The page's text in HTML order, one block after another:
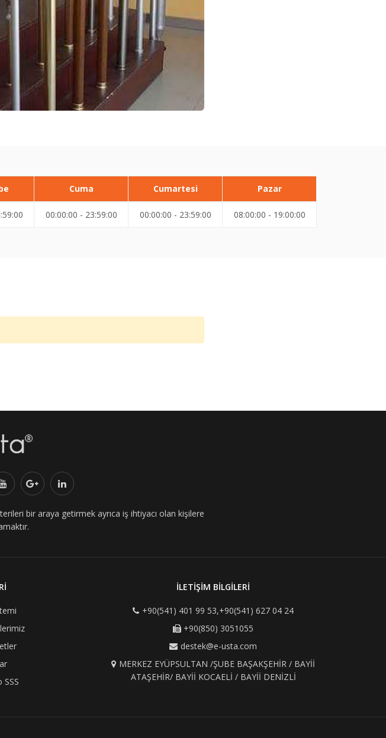
Cuma Cumartesi Pazar
00:00:00 - 23:59:00 00:00:00 - 23:59:00 08:00:00 - 19:00:00
bir araya getirmek ayrıca iş ihtiyacı olan kişilere
SSS
İLETİŞİM BİLGİLERİ
+90(541) 401 99 53,+90(541) 627 04 24
+90(850) 3051055
destek@e-usta.com
MERKEZ EYÜPSULTAN /ŞUBE BAŞAKŞEHİR / BAYİİ
ATAŞEHİR/ BAYİİ KOCAELİ / BAYİİ DENİZLİ